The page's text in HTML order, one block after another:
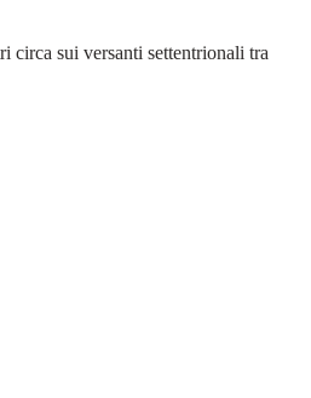
circa sui versanti settentrionali tra